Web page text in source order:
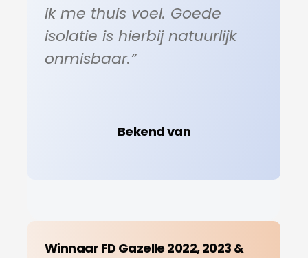
ik me thuis voel. Goede
isolatie is hierbij natuurlijk
onmisbaar.”
Bekend van
Winnaar FD Gazelle 2022, 2023 &